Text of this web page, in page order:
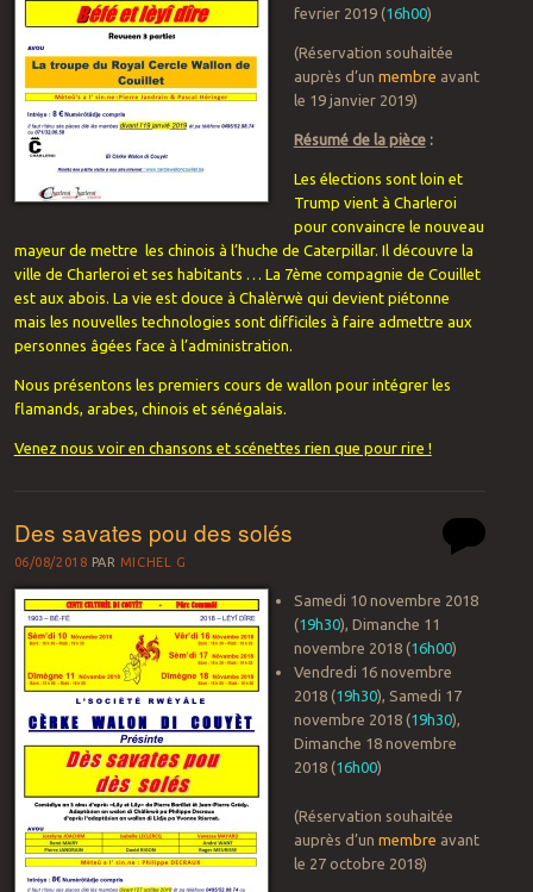
fevrier 2019 (16h00)
(Réservation souhaitée
auprès d’un membre avant
le 19 janvier 2019)
Résumé de la pièce:
Les élections sont loin et
Trump vient à Charleroi
pour convaincre le nouveau
mayeur de mettre les chinois à l’huche de Caterpillar. Il découvre la
ville de Charleroi et ses habitants … La 7ème compagnie de Couillet
est aux abois. La vie est douce à Chalèrwè qui devient piétonne
mais les nouvelles technologies sont difficiles à faire admettre aux
personnes âgées face à l’administration.
Nous présentons les premiers cours de wallon pour intégrer les
flamands, arabes, chinois et sénégalais.
Venez nous voir en chansons et scénettes rien que pour rire !
Des savates pou des solés
06/08/2018 PAR MICHEL G
Samedi 10 novembre 2018
(19h30), Dimanche 11
novembre 2018 (16h00)
Vendredi 16 novembre
2018 (19h30), Samedi 17
novembre 2018 (19h30),
Dimanche 18 novembre
2018 (16h00)
(Réservation souhaitée
auprès d’un membre avant
le 27 octobre 2018)